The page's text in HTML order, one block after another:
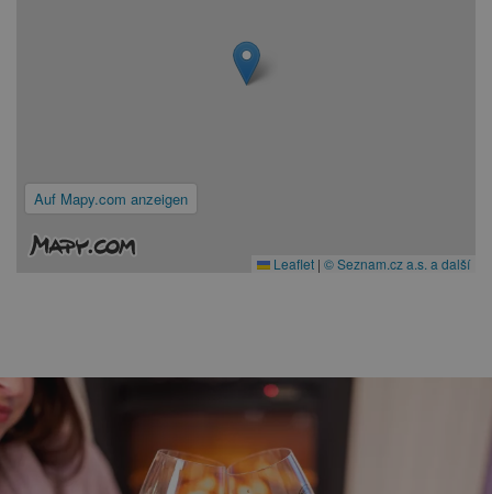
Auf Mapy.com anzeigen
Leaflet | © Seznam.cz a.s. a další